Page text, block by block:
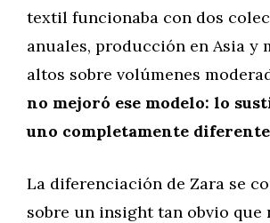
textil funcionaba con dos
anuales, producción en Asia y
altos sobre volúmenes
no mejoró ese modelo: lo
uno completamente
La diferenciación de Zara se
sobre un insight tan obvio que